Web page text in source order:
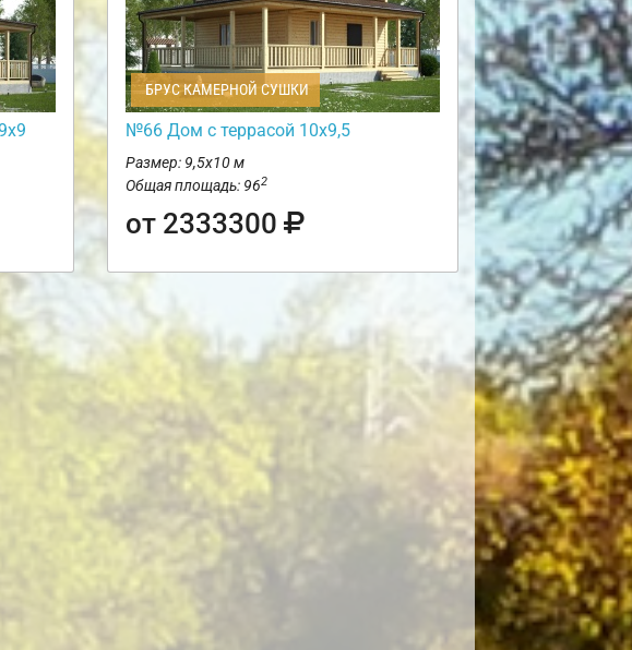
БРУС КАМЕРНОЙ СУШКИ
№66 Дом с террасой 10х9,5
Размер: 9,5х10 м
Общая площадь: 962
от 2333300